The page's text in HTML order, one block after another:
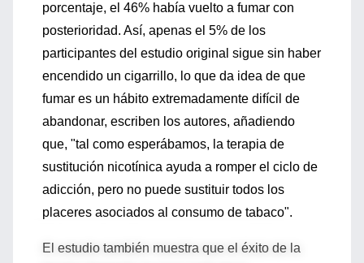
porcentaje, el 46% había vuelto a fumar con
posterioridad. Así, apenas el 5% de los
participantes del estudio original sigue sin haber
encendido un cigarrillo, lo que da idea de que
fumar es un hábito extremadamente difícil de
abandonar, escriben los autores, añadiendo
que, "tal como esperábamos, la terapia de
sustitución nicotínica ayuda a romper el ciclo de
adicción, pero no puede sustituir todos los
placeres asociados al consumo de tabaco".
El estudio también muestra que el éxito de la